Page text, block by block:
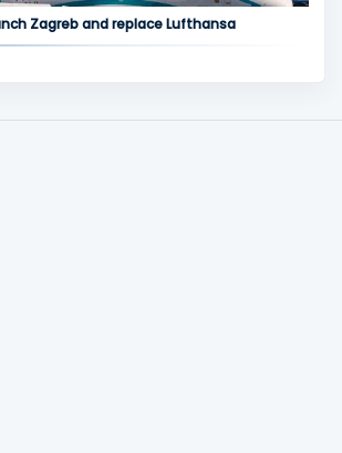
Zagreb and replace Lufthansa